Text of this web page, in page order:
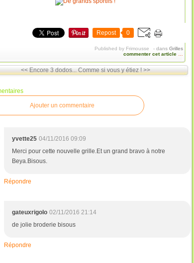
Repost 0
Published by Frimousse - dans Grilles
commenter cet article
<< Encore 3 dodos... Comme si vous y étiez ! >>
Ajouter un commentaire
yvette25 04/11/2016 09:09
Merci pour cette nouvelle grille.Et un grand bravo à notre
Beya.Bisous.
Répondre
gateuxrigolo 02/11/2016 21:14
de jolie broderie bisous
Répondre